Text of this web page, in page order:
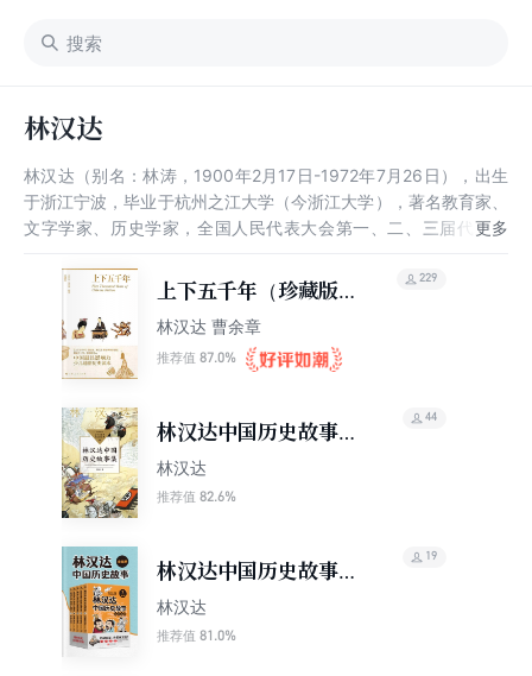
林汉达
林汉达（别名：林涛，1900年2月17日-1972年7月26日），出生
于浙江宁波，毕业于杭州之江大学（今浙江大学），著名教育家、
文字学家、历史学家，全国人民代表大会第一、二、三届代表。
《中国历史故事集》曾入选“2015年度影响力图书”推荐年度童书类
上下五千年（珍藏版）
（套装共3册）
林汉达 曹余章
推荐值 87.0%
229
林汉达中国历史故事集
（中小学生阅读指导目
录·小学）
林汉达
推荐值 82.6%
44
林汉达中国历史故事
（精华版）
林汉达
推荐值 81.0%
19